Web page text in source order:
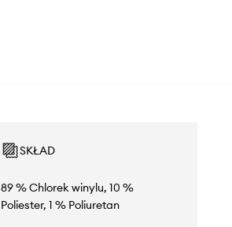
SKŁAD
89 % Chlorek winylu, 10 %
Poliester, 1 % Poliuretan